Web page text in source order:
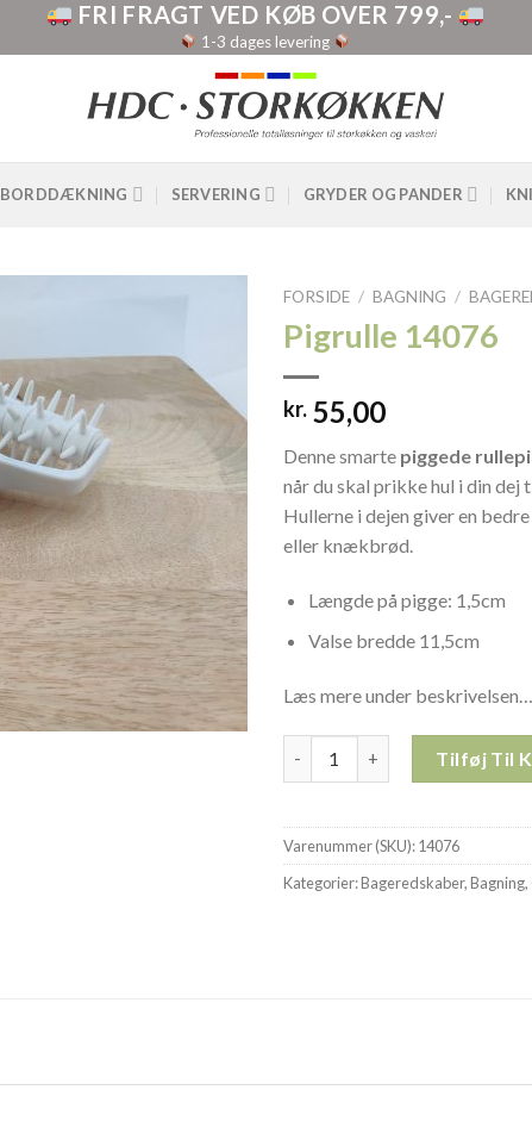
FRI FRAGT VED KØB OVER 799,-
1-3 dages levering
BORDDÆKNING SERVERING GRYDER OG PANDER
FORSIDE / BAGNING /
Pigrulle 14076
kr. 55,00
Denne smarte piggede
når du skal prikke hul i din
Hullerne i dejen giver en
eller knækbrød.
Længde på pigge: 1,5cm
Valse bredde 11,5cm
Læs mere under
Tilføj Til
Varenummer (SKU):14076
Kategorier:Bageredskaber,Bagning,